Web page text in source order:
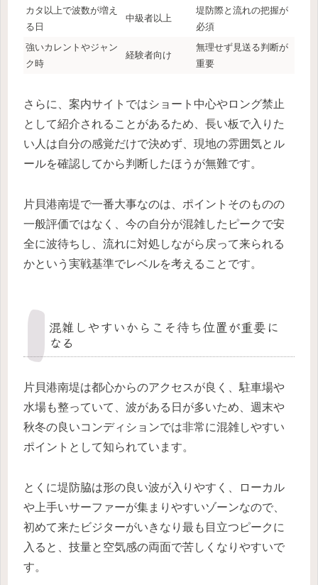
カタ以上で波数が増え
る日
中級者以上
堤防際と流れの把握が
必須
強いカレントやジャン
ク時
経験者向け
無理せず見送る判断が
重要
さらに、案内サイトではショート中心やロング禁止
として紹介されることがあるため、長い板で入りた
い人は自分の感覚だけで決めず、現地の雰囲気とル
ールを確認してから判断したほうが無難です。
片貝港南堤で一番大事なのは、ポイントそのものの
一般評価ではなく、今の自分が混雑したピークで安
全に波待ちし、流れに対処しながら戻って来られる
かという実戦基準でレベルを考えることです。
混雑しやすいからこそ待ち位置が重要に
なる
片貝港南堤は都心からのアクセスが良く、駐車場や
水場も整っていて、波がある日が多いため、週末や
秋冬の良いコンディションでは非常に混雑しやすい
ポイントとして知られています。
とくに堤防脇は形の良い波が入りやすく、ローカル
や上手いサーファーが集まりやすいゾーンなので、
初めて来たビジターがいきなり最も目立つピークに
入ると、技量と空気感の両面で苦しくなりやすいで
す。